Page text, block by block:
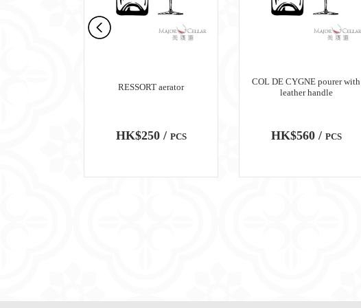
RESSORT aerator
HK$250 / PCS
COL DE CYGNE pourer with
leather handle
HK$560 / PCS